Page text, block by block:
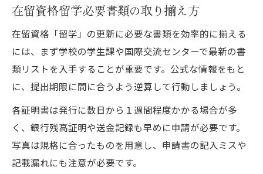
在留資格留学必要書類の取り揃え方
在留資格「留学」の更新に必要な書類を効率的に揃える
には、まず学校の学生課や国際交流センターで最新の書
類リストを入手することが重要です。公式な情報をもと
に、提出期限に間に合うよう逆算して行動しましょう。
各証明書は発行に数日から１週間程度かかる場合が多
く、銀行残高証明や送金記録も早めに申請が必要です。
写真は規格に合ったものを用意し、申請書の記入ミスや
記載漏れにも注意が必要です。